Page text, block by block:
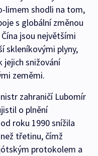
limem shodli na tom,
s globální změnou
jsou největšími
skleníkovými plyny,
jejich snižování
zeměmi.
zahraničí Lubomír
o plnění
roku 1990 snížila
třetinu, čímž
protokolem a